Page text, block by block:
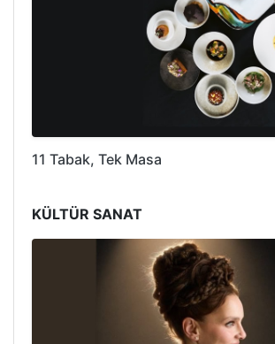
11 Tabak, Tek Masa
KÜLTÜR SANAT